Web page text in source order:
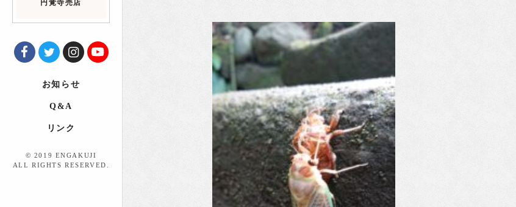
円覚寺売店
お知らせ
Q&A
リンク
© 2019 ENGAKUJI
ALL RIGHTS RESERVED.